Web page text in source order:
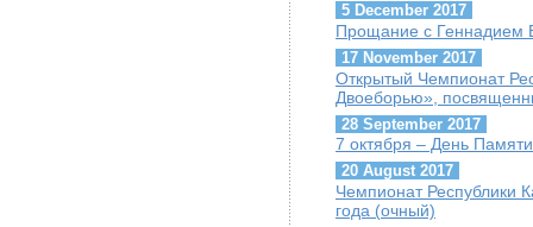
5 December 2017
Прощание с Геннадием
17 November 2017
Открытый Чемпионат
Двоеборью»,
28 September 2017
7 октября – День
20 August 2017
Чемпионат Республики
года (очный)